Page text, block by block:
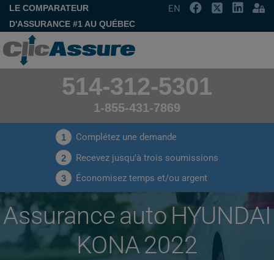
LE COMPARATEUR
D'ASSURANCE #1 AU QUÉBEC
EN
514-312-5301
1-855-431-7869
1 Complétez une demande
2 Recevez jusqu'à trois soumissions
3 Économisez temps et/ou argent
Assurance auto HYUNDAI
KONA 2022